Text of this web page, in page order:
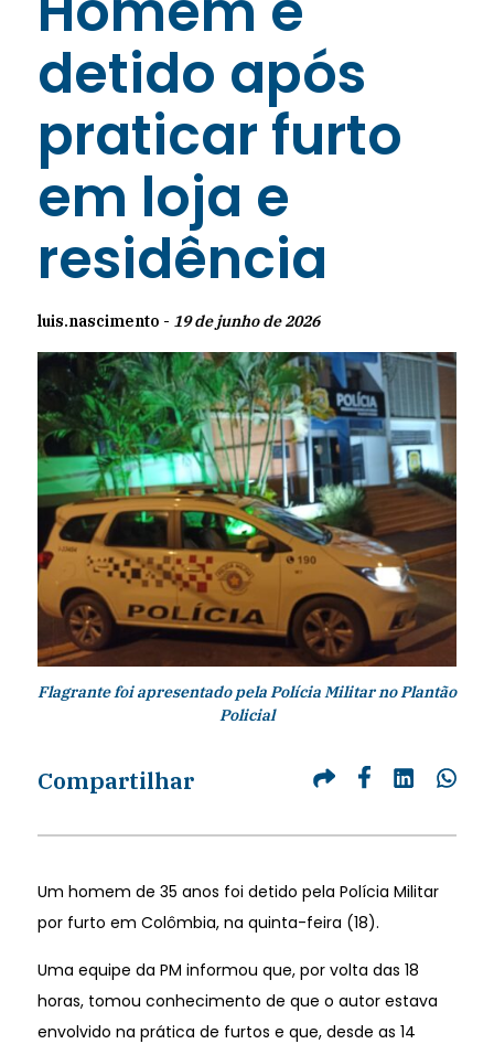
detido após
praticar furto
em loja e
residência
luis.nascimento - 19 de junho de 2026
Flagrante foi apresentado pela Polícia Militar no Plantão
Policial
Compartilhar
Um homem de 35 anos foi detido pela Polícia Militar
por furto em Colômbia, na quinta-feira (18).
Uma equipe da PM informou que, por volta das 18
horas, tomou conhecimento de que o autor estava
envolvido na prática de furtos e que, desde as 14